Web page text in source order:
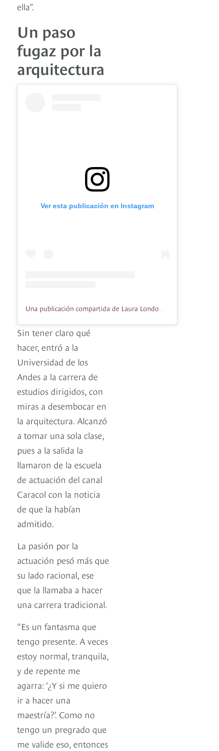
ella”.
Un paso
fugaz por la
arquitectura
Ver esta publicación en Instagram
Sin tener claro qué
hacer, entró a la
Universidad de los
Andes a la carrera de
estudios dirigidos, con
miras a desembocar en
la arquitectura. Alcanzó
a tomar una sola clase,
pues a la salida la
llamaron de la escuela
de actuación del canal
Caracol con la noticia
de que la habían
admitido.
La pasión por la
actuación pesó más que
su lado racional, ese
que la llamaba a hacer
una carrera tradicional.
“Es un fantasma que
tengo presente. A veces
estoy normal, tranquila,
y de repente me
agarra: ‘¿Y si me quiero
ir a hacer una
maestría?’. Como no
tengo un pregrado que
me valide eso, entonces